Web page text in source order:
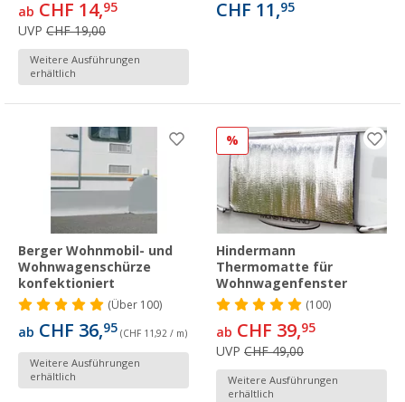
ab CHF 14,95
UVP CHF 19,00
Weitere Ausführungen
erhältlich
CHF 11,95
Berger Wohnmobil- und
Wohnwagenschürze
konfektioniert
(Über100)
ab CHF 36,95 (CHF 11,92 / m)
Weitere Ausführungen
erhältlich
%
Hindermann
Thermomatte für
Wohnwagenfenster
(100)
ab CHF 39,95
UVP CHF 49,00
Weitere Ausführungen
erhältlich